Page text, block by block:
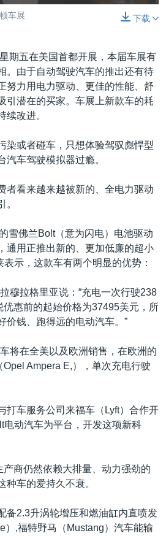
下载
车展
期五在美国首都开展，本届车展有
。由于自动驾驶汽车的推出还有待
努力用电力驱动、更佳的性能、舒
引潜在的买家。车展上新款车的耗
续改进。
染或者碰车，只想体验驾驭彪悍型
汽车驾驶模拟器过瘾。
者看来越来越被新的、全电力驱动
。
雪佛兰Bolt（意为闪电）电池驱动
通用正推出新的、更加低廉的超小
示，这款车有两个明显的优势：
穆拉格里亚说：“充电一次行驶238
惠前的起始价格为37495美元，所
价钱、跑得远的电动汽车。”
将在全美以及欧洲销售，在欧洲的
Ampera E,），单次充电行驶
打车服务公司来福车（Lyft）合作开
电动汽车为平台，开发这项新科
商仍然依赖大排量、动力强劲的
种车的爱持久不衰。
备2.3升涡轮增压和燃油缸内直喷发
）,福特野马（Mustang）汽车能输